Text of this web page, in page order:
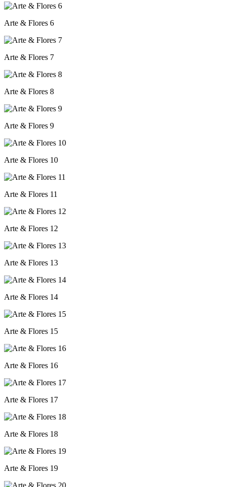
Arte & Flores 6
Arte & Flores 7
Arte & Flores 8
Arte & Flores 9
Arte & Flores 10
Arte & Flores 11
Arte & Flores 12
Arte & Flores 13
Arte & Flores 14
Arte & Flores 15
Arte & Flores 16
Arte & Flores 17
Arte & Flores 18
Arte & Flores 19